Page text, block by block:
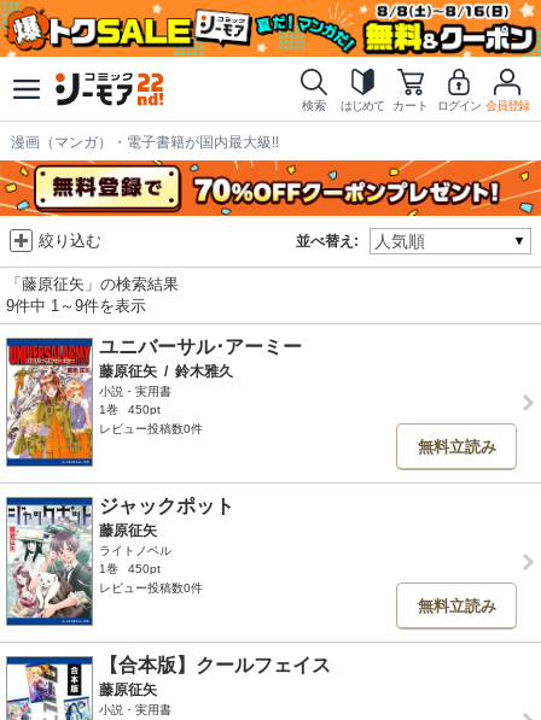
検索 はじめて カート ログイン 会員登録
漫画（マンガ）・電子書籍が国内最大級!!
並べ替え:
絞り込む
「藤原征矢」の検索結果
9件中 1～9件を表示
ユニバーサル･アーミー
藤原征矢 / 鈴木雅久
小説・実用書
1巻
450pt
レビュー投稿数0件
無料立読み
ジャックポット
藤原征矢
ライトノベル
1巻
450pt
レビュー投稿数0件
無料立読み
【合本版】クールフェイス
藤原征矢
小説・実用書